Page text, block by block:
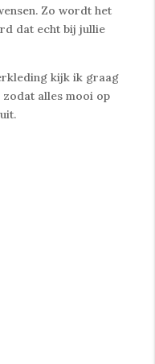
Zo wordt het
dat echt bij jullie
kijk ik graag
alles mooi op